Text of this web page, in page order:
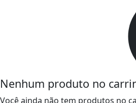
Nenhum produto no
Você ainda não tem produtos no